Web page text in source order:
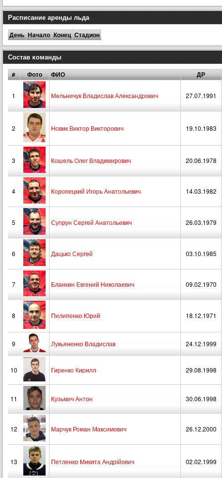
Расписание аренды льда
День Начало Конец Стадион
Состав команды
# Фото ФИО ДР
1 Мельничук Владислав Александрович 27.07.1991
2 Новик Виктор Викторович 19.10.1983
3 Кошель Олег Владимирович 20.06.1978
4 Коропецкий Игорь Анатольевич 14.03.1982
5 Супрун Сергей Анатольевич 26.03.1979
6 Дацько Сергей 03.10.1985
7 Бланкин Евгений Николаевич 09.02.1970
8 Пилипенко Юрий 18.12.1971
9 Лукьяненко Владислав 24.12.1999
10 Гиренко Кирилл 29.08.1998
11 Кузьмич Антон 30.06.1998
12 Марчук Роман Максимович 26.12.2000
13 Петленко Микита Андрійович 02.02.1999